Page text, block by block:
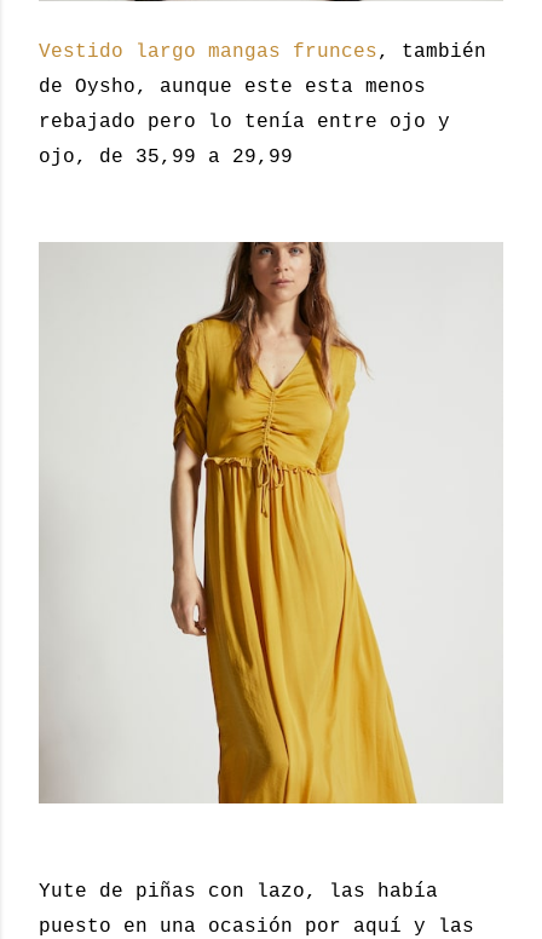
Vestido largo mangas frunces, también
de Oysho, aunque este esta menos
rebajado pero lo tenía entre ojo y
ojo, de 35,99 a 29,99
Yute de piñas con lazo, las había
puesto en una ocasión por aquí y las